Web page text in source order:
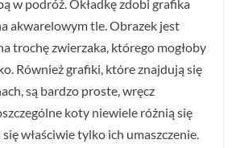
w podróż. Okładkę zdobi grafika
akwarelowym tle. Obrazek jest
trochę zwierzaka, którego mogłoby
Również grafiki, które znajdują się
są bardzo proste, wręcz
koty niewiele różnią się
właściwie tylko ich umaszczenie.